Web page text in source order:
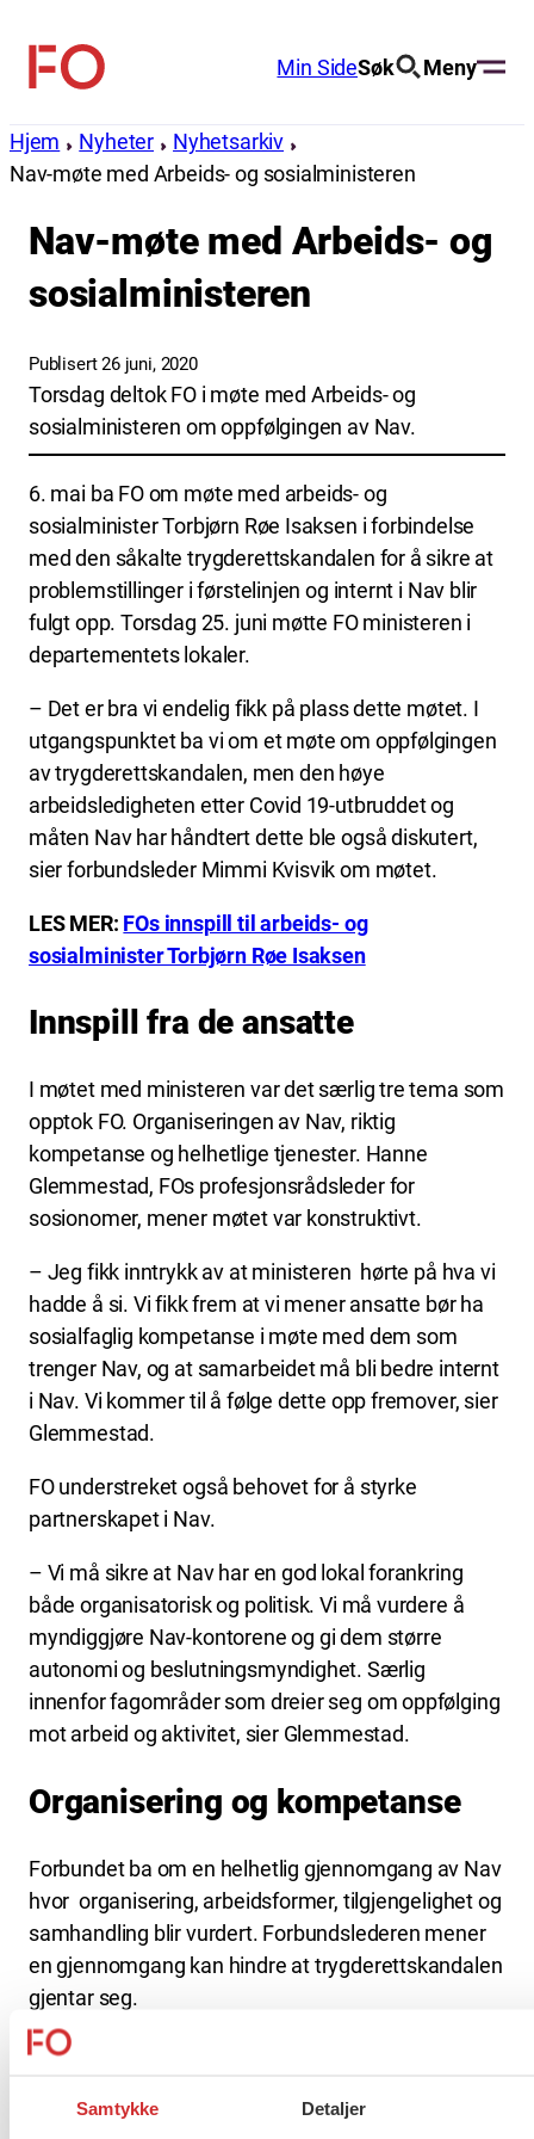
Samtykke Detaljer
innhold
FO
Min SideSøk Meny
Hjem Nyheter
Nyhetsarkiv
Nav-møte med Arbeids- og sosialministeren
Nav-møte med Arbeids- og
sosialministeren
Publisert 26 juni, 2020
Torsdag deltok FO i møte med Arbeids- og
sosialministeren om oppfølgingen av Nav.
6. mai ba FO om møte med arbeids- og
sosialminister Torbjørn Røe Isaksen i forbindelse
med den såkalte trygderettskandalen for å sikre at
problemstillinger i førstelinjen og internt i Nav blir
fulgt opp. Torsdag 25. juni møtte FO ministeren i
departementets lokaler.
– Det er bra vi endelig fikk på plass dette møtet. I
utgangspunktet ba vi om et møte om oppfølgingen
av trygderettskandalen, men den høye
arbeidsledigheten etter Covid 19-utbruddet og
måten Nav har håndtert dette ble også diskutert,
sier forbundsleder Mimmi Kvisvik om møtet.
LES MER: FOs innspill til arbeids- og
sosialminister Torbjørn Røe Isaksen
Innspill fra de ansatte
I møtet med ministeren var det særlig tre tema som
opptok FO. Organiseringen av Nav, riktig
kompetanse og helhetlige tjenester. Hanne
Glemmestad, FOs profesjonsrådsleder for
sosionomer, mener møtet var konstruktivt.
– Jeg fikk inntrykk av at ministeren hørte på hva vi
hadde å si. Vi fikk frem at vi mener ansatte bør ha
sosialfaglig kompetanse i møte med dem som
trenger Nav, og at samarbeidet må bli bedre internt
i Nav. Vi kommer til å følge dette opp fremover, sier
Glemmestad.
FO understreket også behovet for å styrke
partnerskapet i Nav.
– Vi må sikre at Nav har en god lokal forankring
både organisatorisk og politisk. Vi må vurdere å
myndiggjøre Nav-kontorene og gi dem større
autonomi og beslutningsmyndighet. Særlig
innenfor fagområder som dreier seg om oppfølging
mot arbeid og aktivitet, sier Glemmestad.
Organisering og kompetanse
Forbundet ba om en helhetlig gjennomgang av Nav
hvor organisering, arbeidsformer, tilgjengelighet og
samhandling blir vurdert. Forbundslederen mener
en gjennomgang kan hindre at trygderettskandalen
gjentar seg.
– Nav oppleves i dag som en svært kompleks og til
forstå. Dette gjelder både for ansatte, brukere og